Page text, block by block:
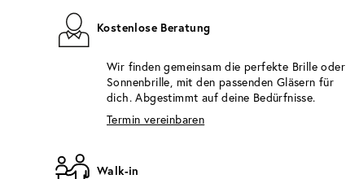
Kostenlose Beratung
Wir finden gemeinsam die perfekte Brille oder
Sonnenbrille, mit den passenden Gläsern für
dich. Abgestimmt auf deine Bedürfnisse.
Termin vereinbaren
Walk-in